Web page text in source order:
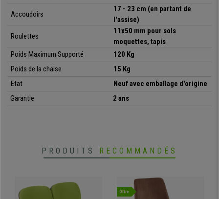
• Assise en tissu respirable, grand rembourrage
Mécanisme d'inclinaison avec blocage
• Accoudoirs ajustable en hauteur, avec coussinets
Piétement solide et stable en acier chromé
Accoudoirs
17 - 23 cm (en partant de
l'assise)
Roulettes
11x50 mm pour sols
moquettes, tapis
Poids Maximum Supporté
120 Kg
Poids de la chaise
15 Kg
Etat
Neuf avec emballage d'origine
Garantie
2 ans
PRODUITS RECOMMANDÉS
Offre